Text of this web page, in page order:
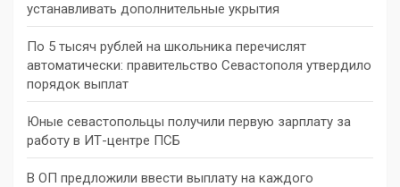
устанавливать дополнительные укрытия
По 5 тысяч рублей на школьника перечислят
автоматически: правительство Севастополя утвердило
порядок выплат
Юные севастопольцы получили первую зарплату за
работу в ИТ-центре ПСБ
В ОП предложили ввести выплату на каждого